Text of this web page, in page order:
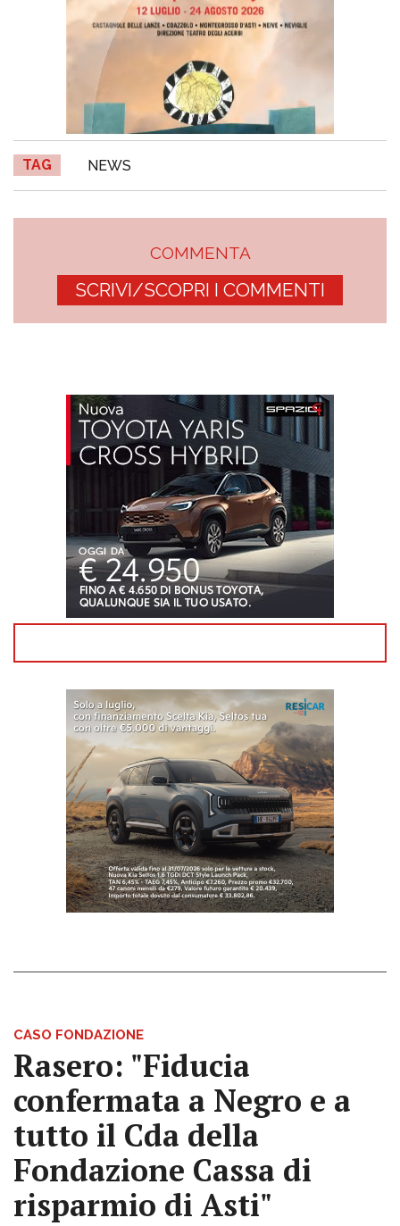
TAG NEWS
COMMENTA
SCRIVI/SCOPRI I COMMENTI
CASO FONDAZIONE
Rasero: "Fiducia
confermata a Negro e a
tutto il Cda della
Fondazione Cassa di
risparmio di Asti"